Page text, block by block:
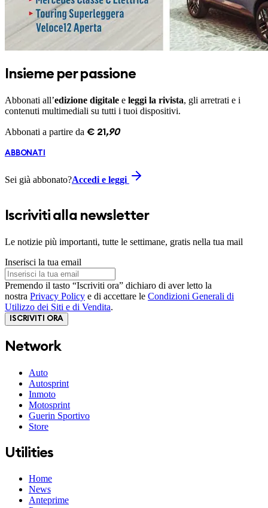
Insieme per passione
Abbonati all’edizione digitale e leggi la rivista, gli arretrati e i
contenuti multimediali su tutti i tuoi dispositivi.
Abbonati a partire da € 21 ,90
ABBONATI
Sei già abbonato?Accedi e leggi
Iscriviti alla newsletter
Le notizie più importanti, tutte le settimane, gratis nella tua mail
Inserisci la tua email
Premendo il tasto “Iscriviti ora” dichiaro di aver letto la
nostra Privacy Policy e di accettare le Condizioni Generali di
Utilizzo dei Siti e di Vendita.
ISCRIVITI ORA
Network
Auto
Autosprint
Inmoto
Motosprint
Guerin Sportivo
Store
Utilities
Home
News
Anteprime